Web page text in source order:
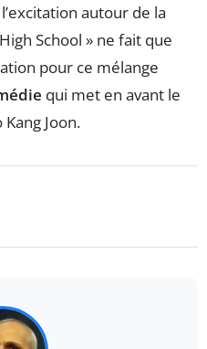
autour de la
School » ne fait que
pour ce mélange
qui met en avant le
Joon.